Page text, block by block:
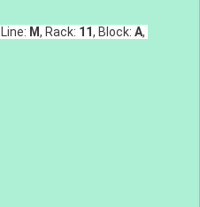
M, Rack: 11, Block: A,